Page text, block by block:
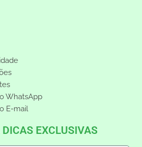
WhatsApp
E-mail
DICAS EXCLUSIVAS